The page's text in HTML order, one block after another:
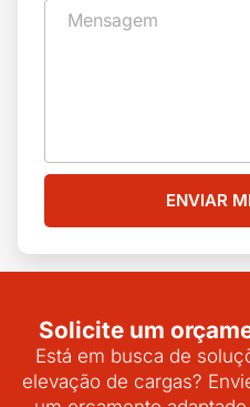
ENVIAR
Solicite um
Está em busca de
elevação de cargas?